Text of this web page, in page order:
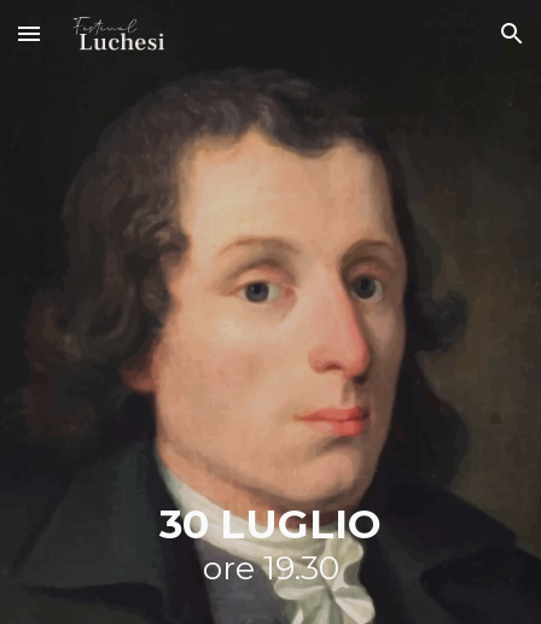
Skip to main content Skip to navigation
30LUGLIO
ore19.30